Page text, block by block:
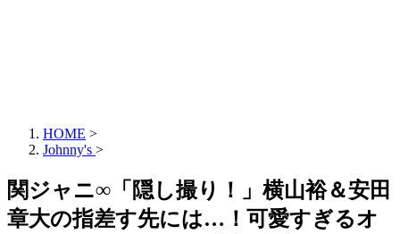
HOME >
Johnny's >
関ジャニ∞「隠し撮り！」横山裕＆安田
章大の指差す先には…！可愛すぎるオ